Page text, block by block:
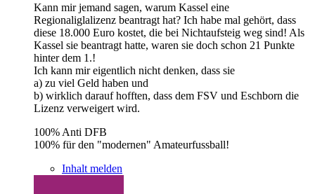
Kann mir jemand sagen, warum Kassel eine
Regionaliglalizenz beantragt hat? Ich habe mal gehört, dass
diese 18.000 Euro kostet, die bei Nichtaufsteig weg sind! Als
Kassel sie beantragt hatte, waren sie doch schon 21 Punkte
hinter dem 1.!
Ich kann mir eigentlich nicht denken, dass sie
a) zu viel Geld haben und
b) wirklich darauf hofften, dass dem FSV und Eschborn die
Lizenz verweigert wird.
100% Anti DFB
100% für den "modernen" Amateurfussball!
Inhalt melden